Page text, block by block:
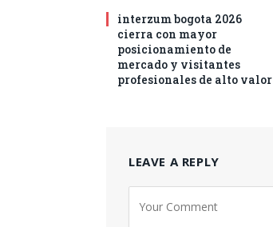
interzum bogota 2026
cierra con mayor
posicionamiento de
mercado y visitantes
profesionales de alto valor
LEAVE A REPLY